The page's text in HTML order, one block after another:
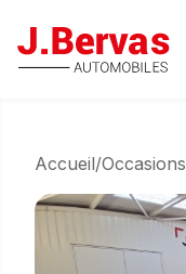
J.Bervas
Accueil/Occasions